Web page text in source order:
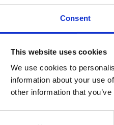
Consent
This website uses cookies
We use cookies to
information about your use
other information that